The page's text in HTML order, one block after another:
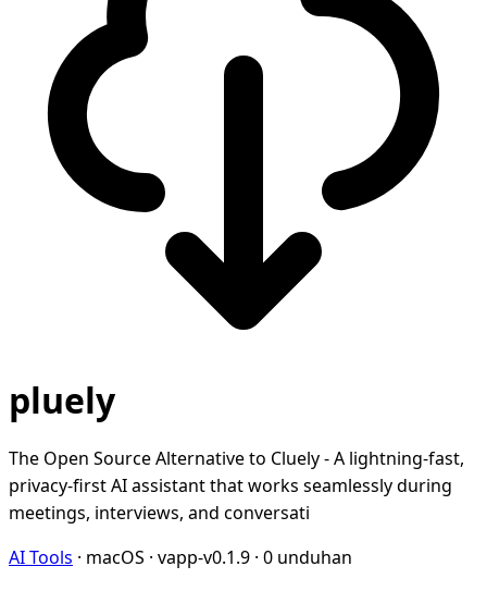
pluely
The Open Source Alternative to Cluely - A lightning-fast,
privacy-first AI assistant that works seamlessly during
meetings, interviews, and conversati
AI Tools · macOS · vapp-v0.1.9 · 0 unduhan